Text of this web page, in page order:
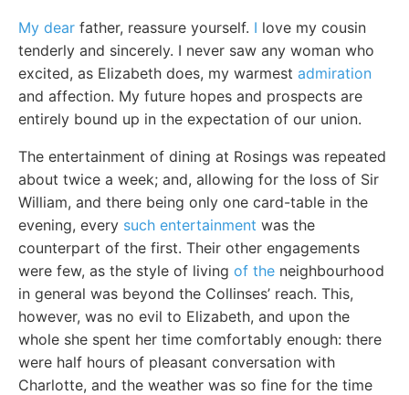
My dear father, reassure yourself. I love my cousin
tenderly and sincerely. I never saw any woman who
excited, as Elizabeth does, my warmest admiration
and affection. My future hopes and prospects are
entirely bound up in the expectation of our union.
The entertainment of dining at Rosings was repeated
about twice a week; and, allowing for the loss of Sir
William, and there being only one card-table in the
evening, every such entertainment was the
counterpart of the first. Their other engagements
were few, as the style of living of the neighbourhood
in general was beyond the Collinses’ reach. This,
however, was no evil to Elizabeth, and upon the
whole she spent her time comfortably enough: there
were half hours of pleasant conversation with
Charlotte, and the weather was so fine for the time